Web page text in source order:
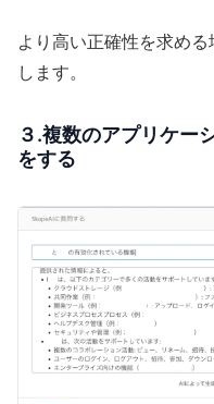
より高い正確性を求め
します。
３.複数のアプリケー
をする